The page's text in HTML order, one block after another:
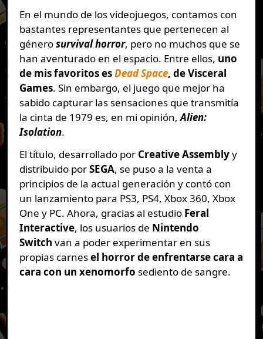
En el mundo de los videojuegos, contamos con
bastantes representantes que pertenecen al
génerosurvival horror, pero no muchos que se
han aventurado en el espacio. Entre ellos, uno
de mis favoritos esDead Space, de Visceral
Games. Sin embargo, el juego que mejor ha
sabido capturar las sensaciones que transmitía
la cinta de 1979 es, en mi opinión,Alien:
Isolation.
El título, desarrollado por Creative Assemblyy
distribuido porSEGA, se puso a la venta a
principios de la actual generación y contó con
un lanzamiento para PS3, PS4, Xbox 360, Xbox
One y PC. Ahora, gracias al estudio Feral
Interactive, los usuarios de Nintendo
Switch van a poder experimentar en sus
propias carnesel horror de enfrentarse cara a
cara con un xenomorfo sediento de sangre.